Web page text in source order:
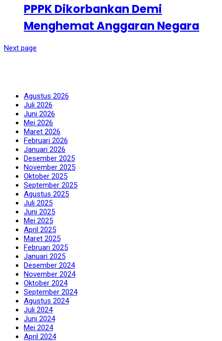
PPPK Dikorbankan Demi
Menghemat Anggaran Negara
Next page
Agustus 2026
Juli 2026
Juni 2026
Mei 2026
Maret 2026
Februari 2026
Januari 2026
Desember 2025
November 2025
Oktober 2025
September 2025
Agustus 2025
Juli 2025
Juni 2025
Mei 2025
April 2025
Maret 2025
Februari 2025
Januari 2025
Desember 2024
November 2024
Oktober 2024
September 2024
Agustus 2024
Juli 2024
Juni 2024
Mei 2024
April 2024